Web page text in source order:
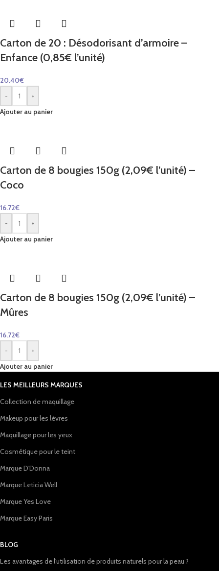
Carton de 20 : Désodorisant d’armoire –
Enfance (0,85€ l’unité)
20.40€
-
+
Ajouter au panier
Carton de 8 bougies 150g (2,09€ l’unité) –
Coco
16.72€
-
+
Ajouter au panier
Carton de 8 bougies 150g (2,09€ l’unité) –
Mûres
16.72€
-
+
Ajouter au panier
LES MEILLEURS MARQUES
Collection de maquillage
Makeup pour les lèvres
Maquillage pour les yeux
Cosmétique pour le teint
Marque D'Donna
Marque Leticia Well
Marque Yes Love
Marque Easy Paris
BLOG
Les avantages de l'utilisation de produits naturels pour la peau ?